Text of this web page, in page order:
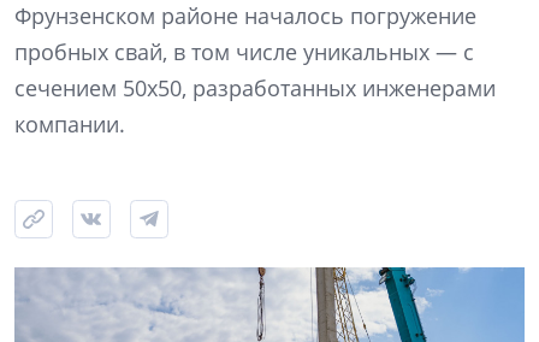
Фрунзенском районе началось погружение
пробных свай, в том числе уникальных — с
сечением 50х50, разработанных инженерами
компании.